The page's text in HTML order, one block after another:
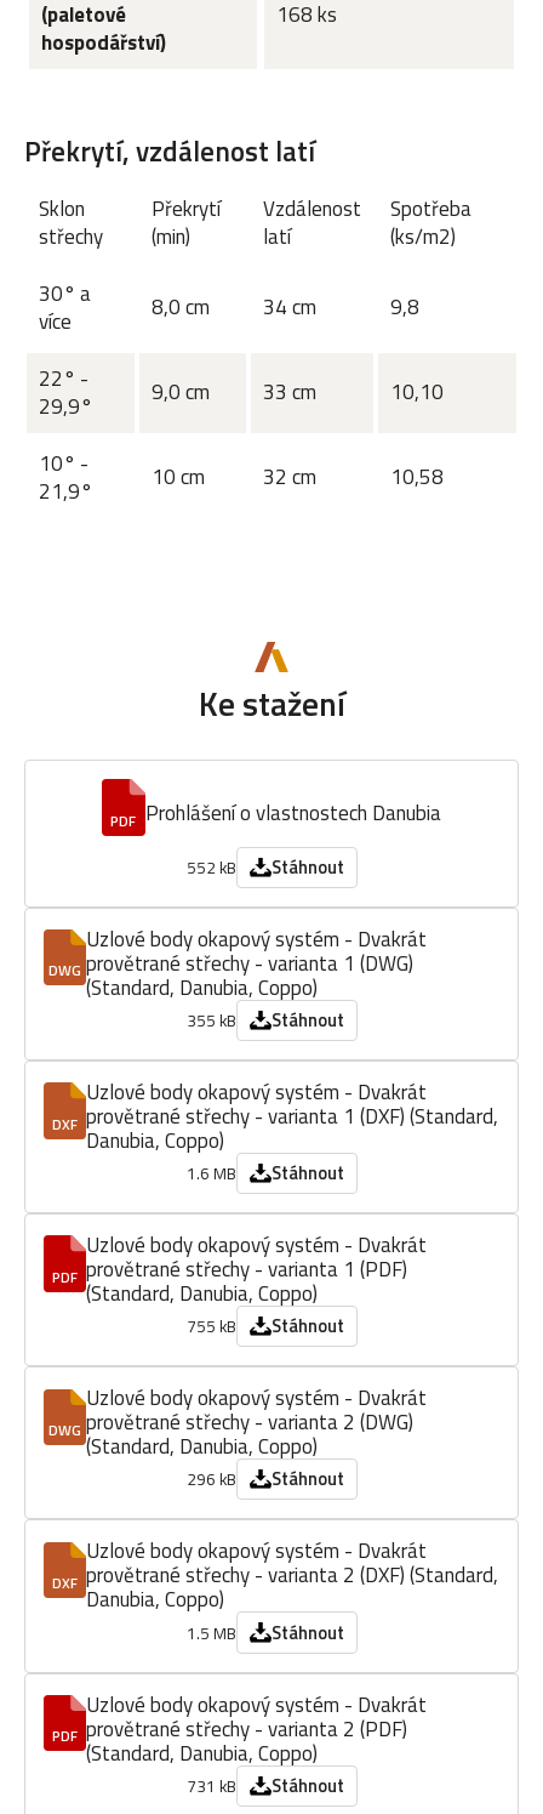
(paletové
hospodářství)
168 ks
Překrytí, vzdálenost latí
Sklon
střechy
Překrytí
(min)
Vzdálenost
latí
Spotřeba
(ks/m2)
30° a
více
8,0 cm 34 cm 9,8
22° -
29,9°
9,0 cm 33 cm 10,10
10° -
21,9°
10 cm 32 cm 10,58
Ke stažení
PDF Prohlášení o vlastnostech Danubia
552 kB Stáhnout
DWG
Uzlové body okapový systém - Dvakrát
provětrané střechy - varianta 1 (DWG)
(Standard, Danubia, Coppo)
355 kB Stáhnout
DXF
Uzlové body okapový systém - Dvakrát
provětrané střechy - varianta 1 (DXF) (Standard,
Danubia, Coppo)
1.6 MB Stáhnout
PDF
Uzlové body okapový systém - Dvakrát
provětrané střechy - varianta 1 (PDF)
(Standard, Danubia, Coppo)
755 kB Stáhnout
DWG
Uzlové body okapový systém - Dvakrát
provětrané střechy - varianta 2 (DWG)
(Standard, Danubia, Coppo)
296 kB Stáhnout
DXF
Uzlové body okapový systém - Dvakrát
provětrané střechy - varianta 2 (DXF) (Standard,
Danubia, Coppo)
1.5 MB Stáhnout
PDF
Uzlové body okapový systém - Dvakrát
provětrané střechy - varianta 2 (PDF)
(Standard, Danubia, Coppo)
731 kB Stáhnout